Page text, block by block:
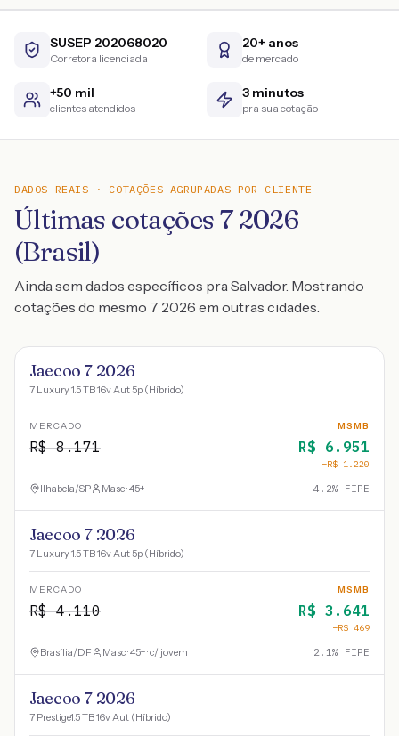
SUSEP 202068020
Corretora licenciada
20+ anos
de mercado
+50 mil
clientes atendidos
3 minutos
pra sua cotação
DADOS REAIS · COTAÇÕES AGRUPADAS POR CLIENTE
Últimas cotações 7 2026
(Brasil)
Ainda sem dados específicos pra Salvador. Mostrando
cotações do mesmo 7 2026 em outras cidades.
Jaecoo 7 2026
7 Luxury 1.5 TB 16v Aut 5p (Híbrido)
MERCADO
R$8.171
MSMB
R$ 6.951
−R$ 1.220
Ilhabela/SP Masc · 45+ 4.2% FIPE
Jaecoo 7 2026
7 Luxury 1.5 TB 16v Aut 5p (Híbrido)
MERCADO
R$4.110
MSMB
R$ 3.641
−R$ 469
Brasília/DF Masc · 45+ · c/ jovem 2.1% FIPE
Jaecoo 7 2026
7 Prestige1.5 TB 16v Aut (Híbrido)